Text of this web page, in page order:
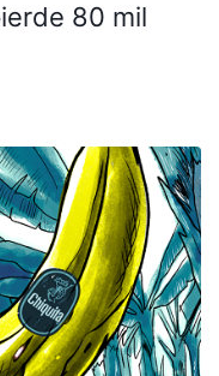
80 mil